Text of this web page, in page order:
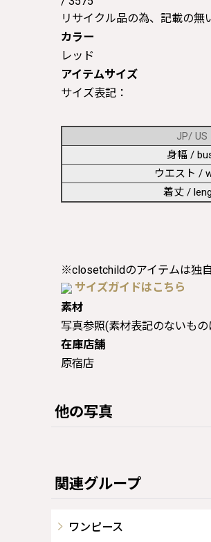
リサイクル品の為、記載の
カラー
レッド
アイテムサイズ
サイズ表記：
JP/ US
身幅 /
ウエスト /
着丈 /
※closetchildのアイテムは独
サイズガイドはこちら
素材
写真参照(素材表記のないも
在庫店舗
原宿店
他の写真
関連グループ
ワンピース